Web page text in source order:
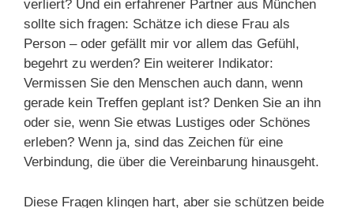
verliert? Und ein erfahrener Partner aus München
sollte sich fragen: Schätze ich diese Frau als
Person – oder gefällt mir vor allem das Gefühl,
begehrt zu werden? Ein weiterer Indikator:
Vermissen Sie den Menschen auch dann, wenn
gerade kein Treffen geplant ist? Denken Sie an ihn
oder sie, wenn Sie etwas Lustiges oder Schönes
erleben? Wenn ja, sind das Zeichen für eine
Verbindung, die über die Vereinbarung hinausgeht.
Diese Fragen klingen hart, aber sie schützen beide